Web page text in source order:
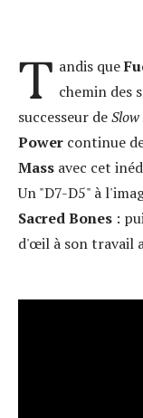
T andis que
chemin des
successeur de
Power continue
Mass avec cet
Un "D7-D5" à
Sacred Bones :
d'œil à son travail